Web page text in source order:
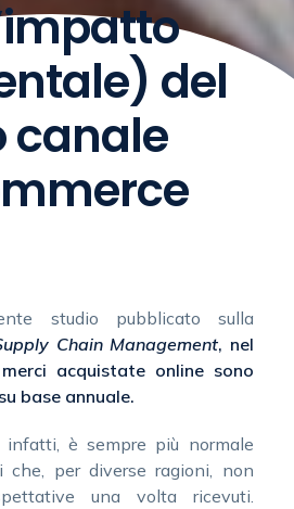
del
canale
studio pubblicato sulla
Chain Management, nel
acquistate online sono
base annuale.
infatti, è sempre più normale
che, per diverse ragioni, non
una volta ricevuti.